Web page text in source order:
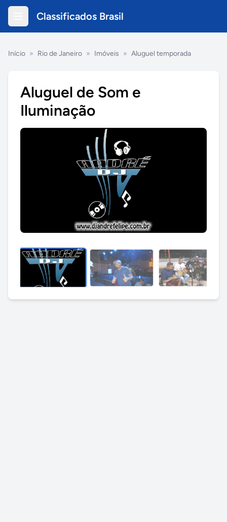
Classificados Brasil
Início » Rio de Janeiro » Imóveis » Aluguel temporada
Aluguel de Som e
Iluminação